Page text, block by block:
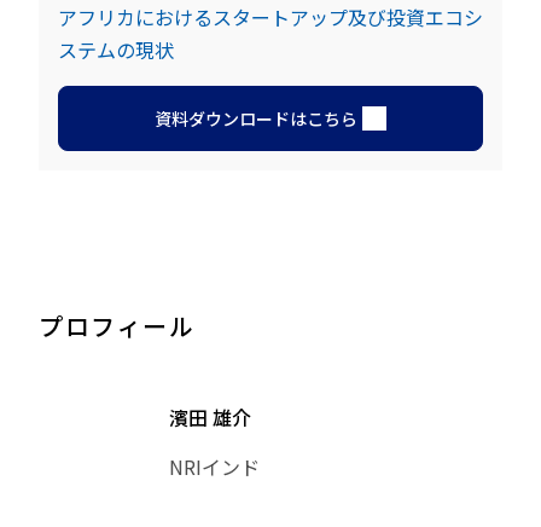
資料ダウンロードはこちら
アフリカにおけるスタートアップ及び投資エコシ
ステムの現状
プロフィール
濱田 雄介
NRIインド